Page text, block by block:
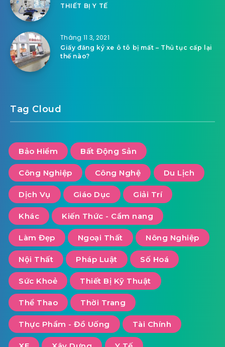
THIẾT BỊ Y TẾ
Tháng 11 3, 2021
Giấy đăng ký xe ô tô bị mất – Thủ tục cấp lại
thế nào?
Tag Cloud
Bảo Hiểm Bất Động Sản
Công Nghiệp Công Nghệ Du Lịch
Dịch Vụ Giáo Dục Giải Trí
Khác Kiến Thức - Cẩm nang
Làm Đẹp Ngoại Thất Nông Nghiệp
Nội Thất Pháp Luật Số Hoá
Sức Khoẻ Thiết Bị Kỹ Thuật
Thể Thao Thời Trang
Thực Phẩm - Đồ Uống Tài Chính